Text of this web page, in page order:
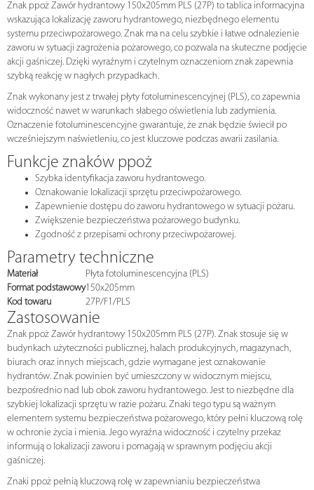
Znak ppoż Zawór hydrantowy 150x205mm PLS (27P) to tablica informacyjna
wskazująca lokalizację zaworu hydrantowego, niezbędnego elementu
systemu przeciwpożarowego. Znak ma na celu szybkie i łatwe odnalezienie
zaworu w sytuacji zagrożenia pożarowego, co pozwala na skuteczne podjęcie
akcji gaśniczej. Dzięki wyraźnym i czytelnym oznaczeniom znak zapewnia
szybką reakcję w nagłych przypadkach.
Znak wykonany jest z trwałej płyty fotoluminescencyjnej (PLS), co zapewnia
widoczność nawet w warunkach słabego oświetlenia lub zadymienia.
Oznaczenie fotoluminescencyjne gwarantuje, że znak będzie świecił po
wcześniejszym naświetleniu, co jest kluczowe podczas awarii zasilania.
Funkcje znaków ppoż
Szybka identyfikacja zaworu hydrantowego.
Oznakowanie lokalizacji sprzętu przeciwpożarowego.
Zapewnienie dostępu do zaworu hydrantowego w sytuacji pożaru.
Zwiększenie bezpieczeństwa pożarowego budynku.
Zgodność z przepisami ochrony przeciwpożarowej.
Parametry techniczne
Materiał
Płyta fotoluminescencyjna (PLS)
Format podstawowy150x205mm
Kod towaru
27P/F1/PLS
Zastosowanie
Znak ppoż Zawór hydrantowy 150x205mm PLS (27P). Znak stosuje się w
budynkach użyteczności publicznej, halach produkcyjnych, magazynach,
biurach oraz innych miejscach, gdzie wymagane jest oznakowanie
hydrantów. Znak powinien być umieszczony w widocznym miejscu,
bezpośrednio nad lub obok zaworu hydrantowego. Jest to niezbędne dla
szybkiej lokalizacji sprzętu w razie pożaru. Znaki tego typu są ważnym
elementem systemu bezpieczeństwa pożarowego, który pełni kluczową rolę
w ochronie życia i mienia. Jego wyraźna widoczność i czytelny przekaz
informują o lokalizacji zaworu i pomagają w sprawnym podjęciu akcji
gaśniczej.
Znaki ppoż pełnią kluczową rolę w zapewnianiu bezpieczeństwa